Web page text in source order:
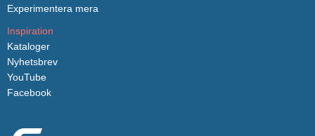
Experimentera mera
Inspiration
Kataloger
Nyhetsbrev
YouTube
Facebook